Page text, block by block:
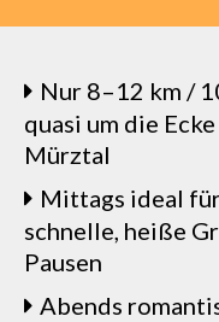
Nur 8–12 km /
quasi um die
Mürztal
Mittags ideal
schnelle, heiße
Pausen
Abends